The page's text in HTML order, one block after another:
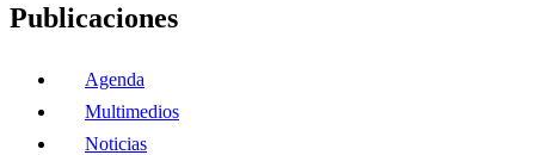
Publicaciones
Agenda
Multimedios
Noticias